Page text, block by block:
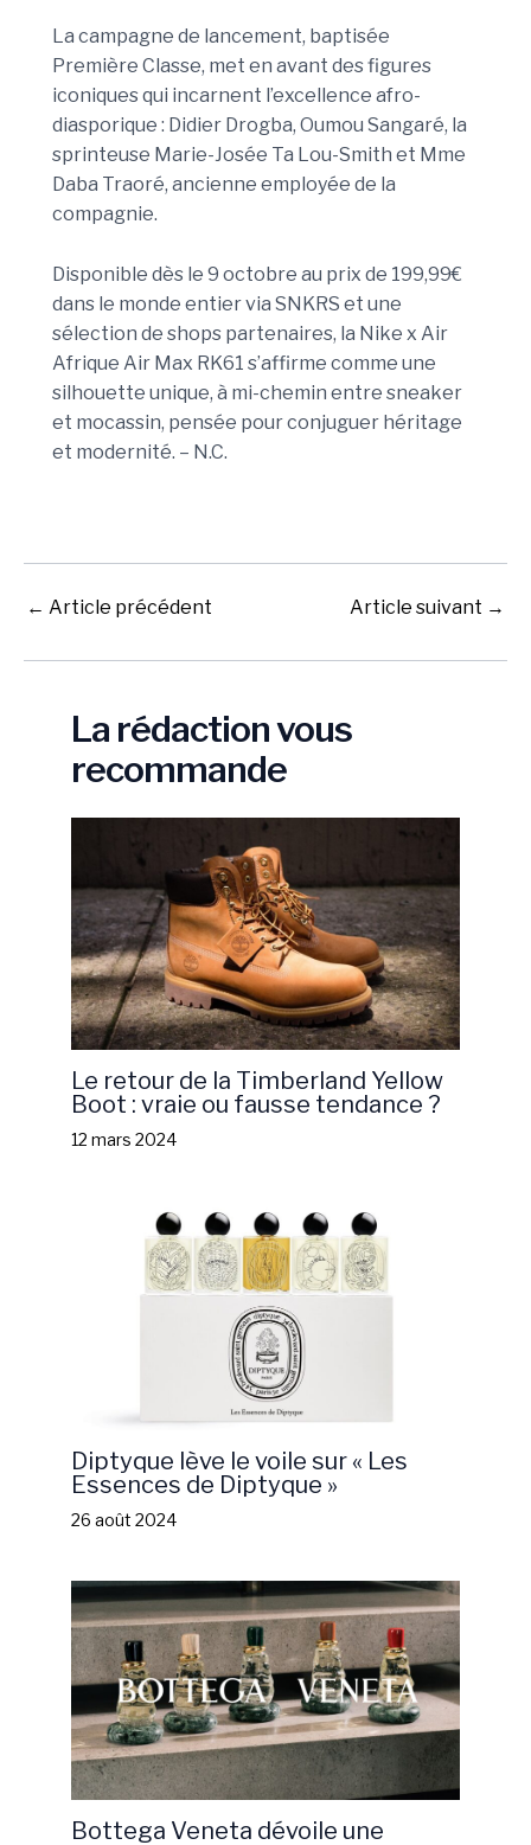
La campagne de lancement, baptisée
Première Classe, met en avant des figures
iconiques qui incarnent l’excellence afro-
diasporique : Didier Drogba, Oumou Sangaré, la
sprinteuse Marie-Josée Ta Lou-Smith et Mme
Daba Traoré, ancienne employée de la
compagnie.
Disponible dès le 9 octobre au prix de 199,99€
dans le monde entier via SNKRS et une
sélection de shops partenaires, la Nike x Air
Afrique Air Max RK61 s’affirme comme une
silhouette unique, à mi-chemin entre sneaker
et mocassin, pensée pour conjuguer héritage
et modernité. – N.C.
← Article précédent Article suivant →
La rédaction vous
recommande
Le retour de la Timberland Yellow
Boot : vraie ou fausse tendance ?
12 mars 2024
Diptyque lève le voile sur « Les
Essences de Diptyque »
26 août 2024
Bottega Veneta dévoile une